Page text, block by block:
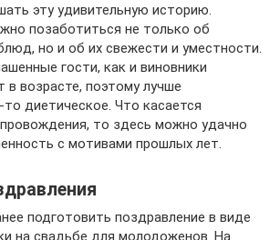
эту удивительную историю.
позаботиться не только об
но и об их свежести и уместности.
гости, как и виновники
в возрасте, поэтому лучше
диетическое. Что касается
то здесь можно удачно
с мотивами прошлых лет.
подготовить поздравление в виде
на свадьбе для молодоженов. На